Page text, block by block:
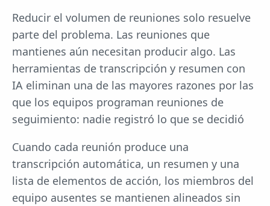
Reducir el volumen de reuniones solo resuelve
parte del problema. Las reuniones que
mantienes aún necesitan producir algo. Las
herramientas de transcripción y resumen con
IA eliminan una de las mayores razones por las
que los equipos programan reuniones de
seguimiento: nadie registró lo que se decidió
Cuando cada reunión produce una
transcripción automática, un resumen y una
lista de elementos de acción, los miembros del
equipo ausentes se mantienen alineados sin